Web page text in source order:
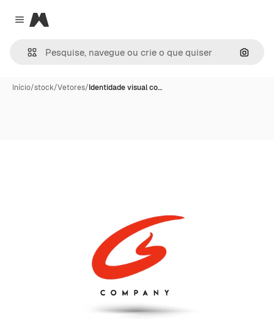
Close menu
Magnific
Início/stock/Vetores/Identidade visual co…